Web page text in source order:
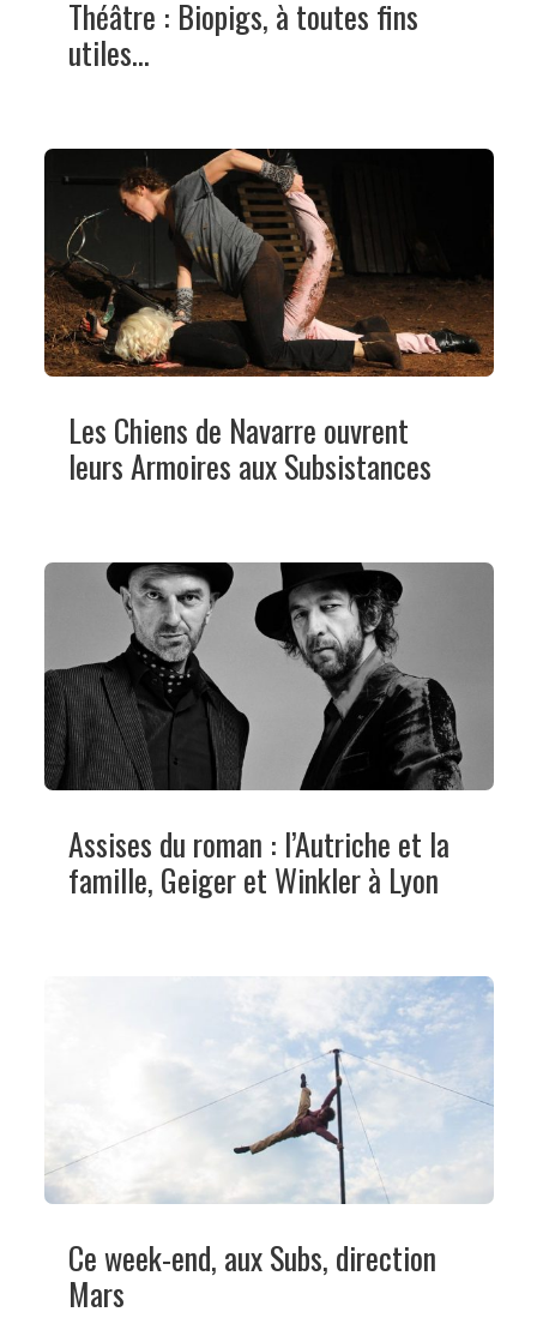
Théâtre : Biopigs, à toutes fins
utiles...
Les Chiens de Navarre ouvrent
leurs Armoires aux Subsistances
Assises du roman : l’Autriche et la
famille, Geiger et Winkler à Lyon
Ce week-end, aux Subs, direction
Mars